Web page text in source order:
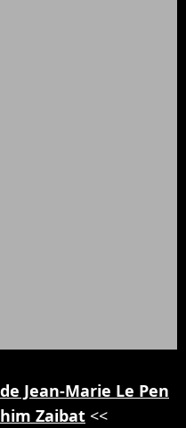
Jean-Marie Le Pen
Zaibat <<